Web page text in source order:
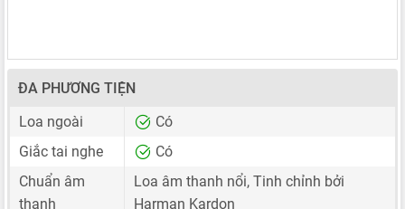
ĐA PHƯƠNG TIỆN
Loa ngoài
Có
Giắc tai nghe
Có
Chuẩn âm
thanh
Loa âm thanh nổi, Tinh chỉnh bởi
Harman Kardon